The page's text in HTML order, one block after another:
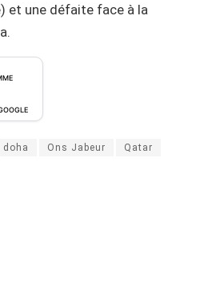
et une défaite face à la
doha Ons Jabeur Qatar